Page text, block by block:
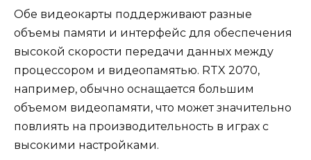
Обе видеокарты поддерживают разные
объемы памяти и интерфейс для обеспечения
высокой скорости передачи данных между
процессором и видеопамятью. RTX 2070,
например, обычно оснащается большим
объемом видеопамяти, что может значительно
повлиять на производительность в играх с
высокими настройками.